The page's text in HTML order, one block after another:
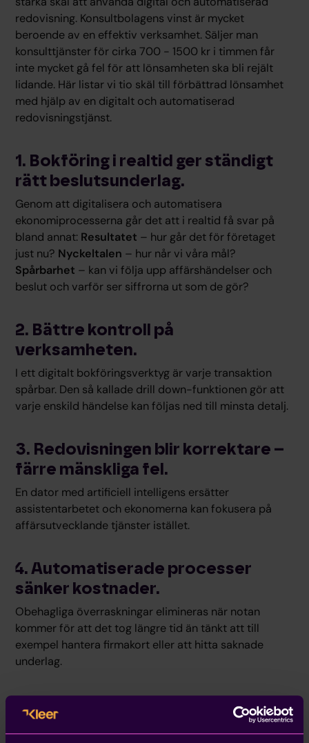
redovisning. Konsultbolagens vinst är mycket
beroende av en effektiv verksamhet. Säljer man
konsulttjänster för cirka 700 - 1500 kr i timmen får
inte mycket gå fel för att lönsamheten ska bli rejält
lidande. Här listar vi tio skäl till förbättrad lönsamhet
med hjälp av en digitalt och automatiserad
redovisningstjänst.
1. Bokföring i realtid ger ständigt
rätt beslutsunderlag.
Genom att digitalisera och automatisera
ekonomiprocesserna går det att i realtid få svar på
bland annat: Resultatet – hur går det för företaget
just nu? Nyckeltalen – hur når vi våra mål?
Spårbarhet – kan vi följa upp affärshändelser och
beslut och varför ser siffrorna ut som de gör?
2. Bättre kontroll på
verksamheten.
I ett digitalt bokföringsverktyg är varje transaktion
spårbar. Den så kallade drill down-funktionen gör att
varje enskild händelse kan följas ned till minsta detalj.
3. Redovisningen blir korrektare –
färre mänskliga fel.
En dator med artificiell intelligens ersätter
assistentarbetet och ekonomerna kan fokusera på
affärsutvecklande tjänster istället.
4. Automatiserade processer
sänker kostnader.
Obehagliga överraskningar elimineras när notan
kommer för att det tog längre tid än tänkt att till
exempel hantera firmakort eller att hitta saknade
underlag.
5. Automatiserade flöden
förbättrar kärnaffären.